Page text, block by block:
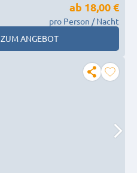
ab 18,00 €
pro Person / Nacht
ZUM ANGEBOT